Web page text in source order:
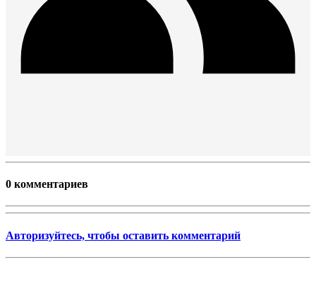
0 комментариев
Авторизуйтесь, чтобы оставить комментарий